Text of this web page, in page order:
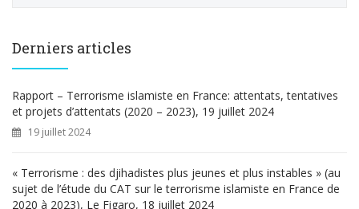
e
h
e
r
Derniers articles
Rapport – Terrorisme islamiste en France: attentats, tentatives
et projets d’attentats (2020 – 2023), 19 juillet 2024
19 juillet 2024
« Terrorisme : des djihadistes plus jeunes et plus instables » (au
sujet de l’étude du CAT sur le terrorisme islamiste en France de
2020 à 2023), Le Figaro, 18 juillet 2024